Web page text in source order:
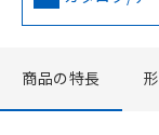
商品の特長